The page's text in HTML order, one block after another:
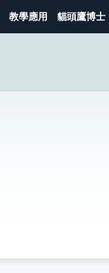
教學應用 貓頭鷹博士